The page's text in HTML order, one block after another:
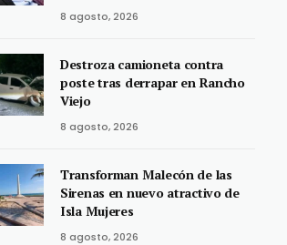
8 agosto, 2026
Destroza camioneta contra
poste tras derrapar en Rancho
Viejo
8 agosto, 2026
Transforman Malecón de las
Sirenas en nuevo atractivo de
Isla Mujeres
8 agosto, 2026